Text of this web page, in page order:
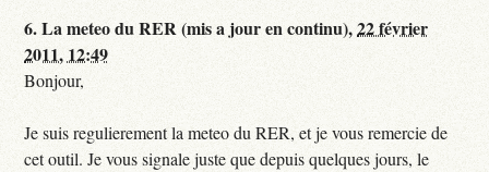
6.La meteo du RER (mis a jour en continu),22 février
2011, 12:49
Bonjour,
Je suis regulierement la meteo du RER, et je vous remercie de
cet outil. Je vous signale juste que depuis quelques jours, le